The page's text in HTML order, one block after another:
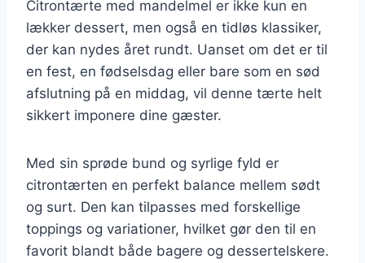
Citrontærte med mandelmel er ikke kun en
lækker dessert, men også en tidløs klassiker,
der kan nydes året rundt. Uanset om det er til
en fest, en fødselsdag eller bare som en sød
afslutning på en middag, vil denne tærte helt
sikkert imponere dine gæster.
Med sin sprøde bund og syrlige fyld er
citrontærten en perfekt balance mellem sødt
og surt. Den kan tilpasses med forskellige
toppings og variationer, hvilket gør den til en
favorit blandt både bagere og dessertelskere.